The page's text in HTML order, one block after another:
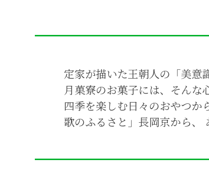
定家が描いた王朝人の「美意
月菓寮のお菓子には、そんな
四季を楽しむ日々のおやつか
歌のふるさと」長岡京から、